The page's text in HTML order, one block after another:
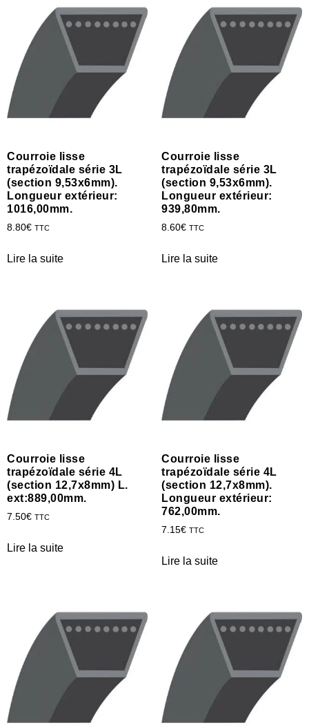
Courroie lisse
trapézoïdale série 3L
(section 9,53x6mm).
Longueur extérieur:
1016,00mm.
8.80€ TTC
Lire la suite
Courroie lisse
trapézoïdale série 3L
(section 9,53x6mm).
Longueur extérieur:
939,80mm.
8.60€ TTC
Lire la suite
Courroie lisse
trapézoïdale série 4L
(section 12,7x8mm) L.
ext:889,00mm.
7.50€ TTC
Lire la suite
Courroie lisse
trapézoïdale série 4L
(section 12,7x8mm).
Longueur extérieur:
762,00mm.
7.15€ TTC
Lire la suite